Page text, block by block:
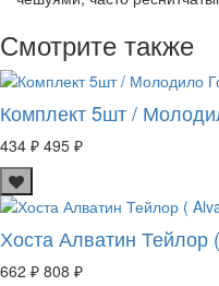
Смотрите также
Комплект 5шт /
434 ₽ 495 ₽
Хоста Алватин Тейлор
662 ₽ 808 ₽